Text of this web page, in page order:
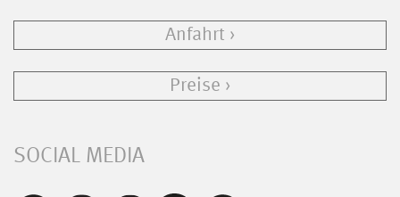
Anfahrt
Preise
SOCIAL MEDIA